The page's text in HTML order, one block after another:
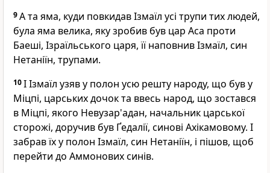
9А та яма, куди повкидав Ізмаїл усі трупи тих людей,
була яма велика, яку зробив був цар Аса проти
Баеші, Ізраїльського царя, її наповнив Ізмаїл, син
Нетаніїн, трупами.
10І Ізмаїл узяв у полон усю решту народу, що був у
Міцпі, царських дочок та ввесь народ, що зостався
в Міцпі, якого Невузар'адан, начальник царської
сторожі, доручив був Ґедалії, синові Ахікамовому. І
забрав їх у полон Ізмаїл, син Нетаніїн, і пішов, щоб
перейти до Аммонових синів.